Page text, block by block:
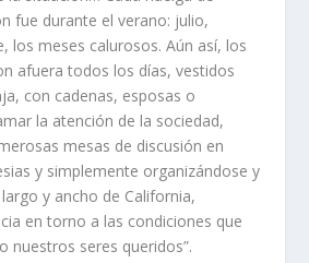
fue durante el verano: julio,
los meses calurosos. Aún así, los
afuera todos los días, vestidos
con cadenas, esposas o
la atención de la sociedad,
mesas de discusión en
y simplemente organizándose y
y ancho de California,
en torno a las condiciones que
nuestros seres queridos”.